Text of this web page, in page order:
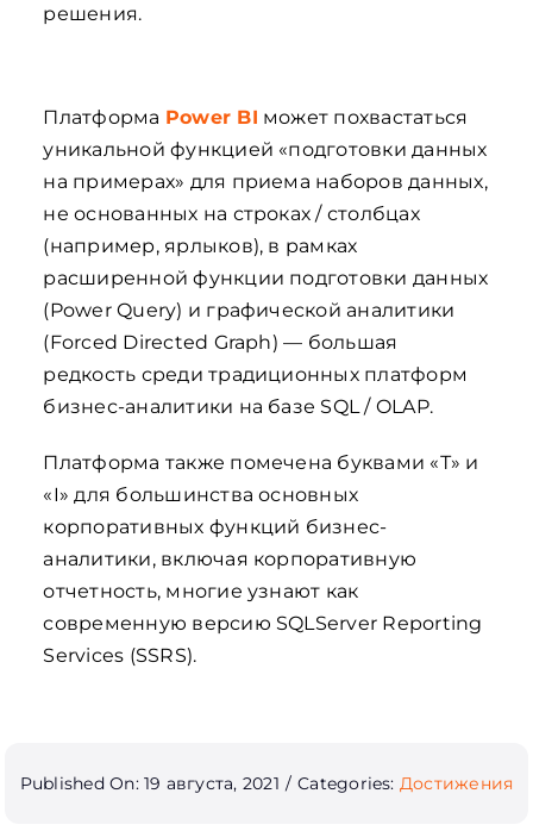
решения.
Платформа Power BI может похвастаться
уникальной функцией «подготовки данных
на примерах» для приема наборов данных,
не основанных на строках / столбцах
(например, ярлыков), в рамках
расширенной функции подготовки данных
(Power Query) и графической аналитики
(Forced Directed Graph) — большая
редкость среди традиционных платформ
бизнес-аналитики на базе SQL / OLAP.
Платформа также помечена буквами «Т» и
«I» для большинства основных
корпоративных функций бизнес-
аналитики, включая корпоративную
отчетность, многие узнают как
современную версию SQLServer Reporting
Services (SSRS).
Published On: 19 августа, 2021 / Categories: Достижения